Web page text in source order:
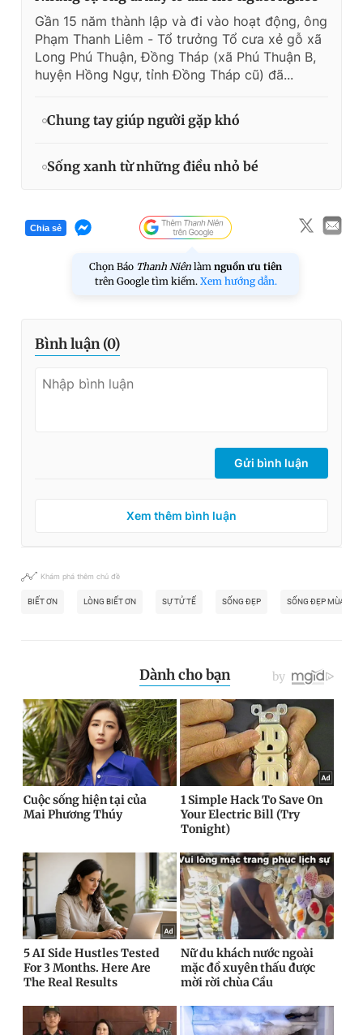
Gần 15 năm thành lập và đi vào hoạt động, ông
Phạm Thanh Liêm - Tổ trưởng Tổ cưa xẻ gỗ xã
Long Phú Thuận, Đồng Tháp (xã Phú Thuận B,
huyện Hồng Ngự, tỉnh Đồng Tháp cũ) đã...
Chung tay giúp người gặp khó
Sống xanh từ những điều nhỏ bé
Chia sẻ
Chọn Báo Thanh Niên làm nguồn ưu tiên
trên Google tìm kiếm. Xem hướng dẫn.
Bình luận (0)
Gửi bình luận
Xem thêm bình luận
Khám phá thêm chủ đề
BIẾT ƠN LÒNG BIẾT ƠN SỰ TỬ TẾ SỐNG ĐẸP SỐNG ĐẸP MÙA 5